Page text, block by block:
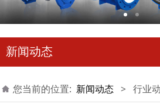
新闻动态
您当前的位置: 新闻动态 > 行业